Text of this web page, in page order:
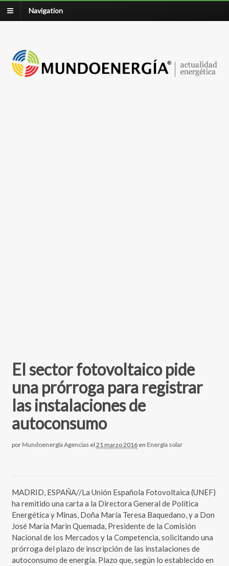
Navigation
El sector fotovoltaico pide
una prórroga para registrar
las instalaciones de
autoconsumo
por Mundoenergía Agencias el 21 marzo 2016 en Energía solar
MADRID, ESPAÑA//La Unión Española Fotovoltaica (UNEF)
ha remitido una carta a la Directora General de Política
Energética y Minas, Doña María Teresa Baquedano, y a Don
José María Marin Quemada, Presidente de la Comisión
Nacional de los Mercados y la Competencia, solicitando una
prórroga del plazo de inscripción de las instalaciones de
autoconsumo de energía. Plazo que, según lo establecido en